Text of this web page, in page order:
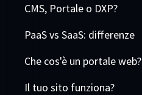
CMS, Portale o DXP?
PaaS vs SaaS: differenze
Che cos'è un portale web?
Il tuo sito funziona?